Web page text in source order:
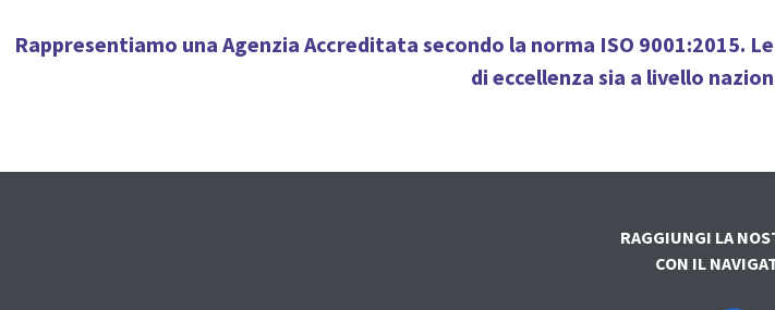
Rappresentiamo una Agenzia Accreditata secondo la norma ISO 9001:2015.
di eccellenza sia a livello
RAGGIUNGI LA
CON IL